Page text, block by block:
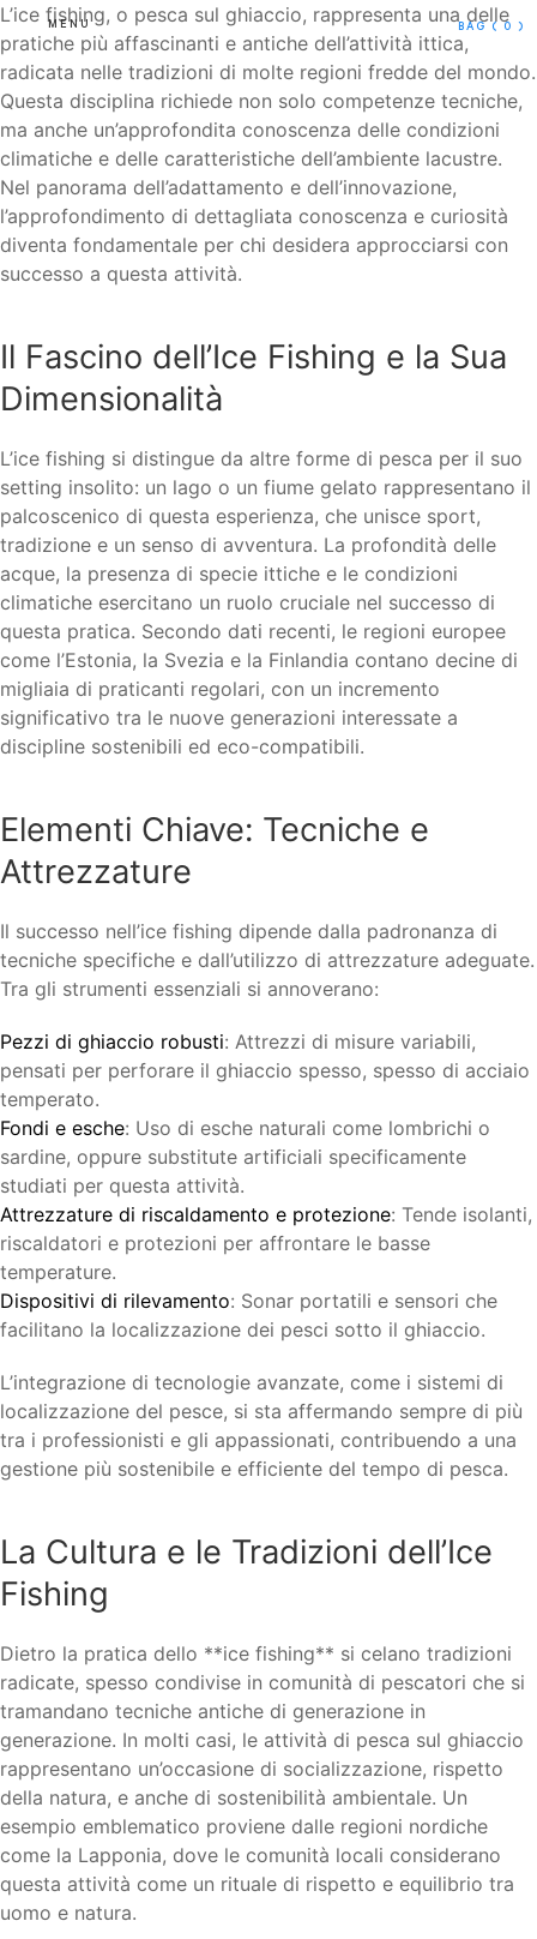
MENU BAG ( 0 )
L’ice fishing, o pesca sul ghiaccio, rappresenta una delle
pratiche più affascinanti e antiche dell’attività ittica,
radicata nelle tradizioni di molte regioni fredde del mondo.
Questa disciplina richiede non solo competenze tecniche,
ma anche un’approfondita conoscenza delle condizioni
climatiche e delle caratteristiche dell’ambiente lacustre.
Nel panorama dell’adattamento e dell’innovazione,
l’approfondimento di dettagliata conoscenza e curiosità
diventa fondamentale per chi desidera approcciarsi con
successo a questa attività.
Il Fascino dell’Ice Fishing e la Sua
Dimensionalità
L’ice fishing si distingue da altre forme di pesca per il suo
setting insolito: un lago o un fiume gelato rappresentano il
palcoscenico di questa esperienza, che unisce sport,
tradizione e un senso di avventura. La profondità delle
acque, la presenza di specie ittiche e le condizioni
climatiche esercitano un ruolo cruciale nel successo di
questa pratica. Secondo dati recenti, le regioni europee
come l’Estonia, la Svezia e la Finlandia contano decine di
migliaia di praticanti regolari, con un incremento
significativo tra le nuove generazioni interessate a
discipline sostenibili ed eco-compatibili.
Elementi Chiave: Tecniche e
Attrezzature
Il successo nell’ice fishing dipende dalla padronanza di
tecniche specifiche e dall’utilizzo di attrezzature adeguate.
Tra gli strumenti essenziali si annoverano:
Pezzi di ghiaccio robusti: Attrezzi di misure variabili,
pensati per perforare il ghiaccio spesso, spesso di acciaio
temperato.
Fondi e esche: Uso di esche naturali come lombrichi o
sardine, oppure substitute artificiali specificamente
studiati per questa attività.
Attrezzature di riscaldamento e protezione: Tende isolanti,
riscaldatori e protezioni per affrontare le basse
temperature.
Dispositivi di rilevamento: Sonar portatili e sensori che
facilitano la localizzazione dei pesci sotto il ghiaccio.
L’integrazione di tecnologie avanzate, come i sistemi di
localizzazione del pesce, si sta affermando sempre di più
tra i professionisti e gli appassionati, contribuendo a una
gestione più sostenibile e efficiente del tempo di pesca.
La Cultura e le Tradizioni dell’Ice
Fishing
Dietro la pratica dello **ice fishing** si celano tradizioni
radicate, spesso condivise in comunità di pescatori che si
tramandano tecniche antiche di generazione in
generazione. In molti casi, le attività di pesca sul ghiaccio
rappresentano un’occasione di socializzazione, rispetto
della natura, e anche di sostenibilità ambientale. Un
esempio emblematico proviene dalle regioni nordiche
come la Lapponia, dove le comunità locali considerano
questa attività come un rituale di rispetto e equilibrio tra
uomo e natura.